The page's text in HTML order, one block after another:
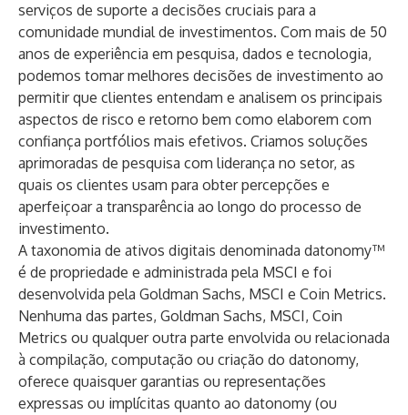
serviços de suporte a decisões cruciais para a
comunidade mundial de investimentos. Com mais de 50
anos de experiência em pesquisa, dados e tecnologia,
podemos tomar melhores decisões de investimento ao
permitir que clientes entendam e analisem os principais
aspectos de risco e retorno bem como elaborem com
confiança portfólios mais efetivos. Criamos soluções
aprimoradas de pesquisa com liderança no setor, as
quais os clientes usam para obter percepções e
aperfeiçoar a transparência ao longo do processo de
investimento.
A taxonomia de ativos digitais denominada datonomy™
é de propriedade e administrada pela MSCI e foi
desenvolvida pela Goldman Sachs, MSCI e Coin Metrics.
Nenhuma das partes, Goldman Sachs, MSCI, Coin
Metrics ou qualquer outra parte envolvida ou relacionada
à compilação, computação ou criação do datonomy,
oferece quaisquer garantias ou representações
expressas ou implícitas quanto ao datonomy (ou